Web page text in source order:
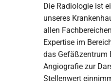
Die Radiologie ist
unseres
allen
Expertise im
das Gefäßzentrum
Angiografie zur
Stellenwert